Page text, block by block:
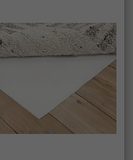
brug?
både komfort og
fortsat blødt og
år efter år.